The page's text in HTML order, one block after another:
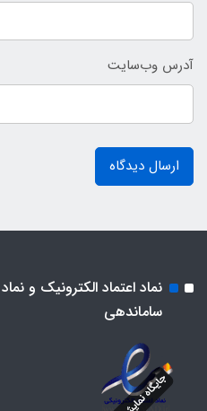
آدرس وب‌سایت
ارسال دیدگاه
نماد اعتماد الکترونیک و نماد
ساماندهی